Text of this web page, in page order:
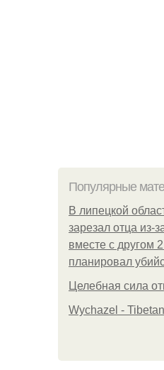
Популярные
В липецкой
зарезал отца из-
вместе с другом
планировал
Целебная сила
Wychazel -